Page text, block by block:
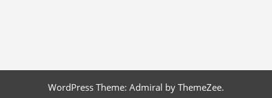
WordPress Theme: Admiral by ThemeZee.